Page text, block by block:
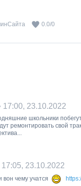
0.0/0
17:00, 23.10.2022
школьники
ремонтировать свой
17:05, 23.10.2022
вон чему учатся